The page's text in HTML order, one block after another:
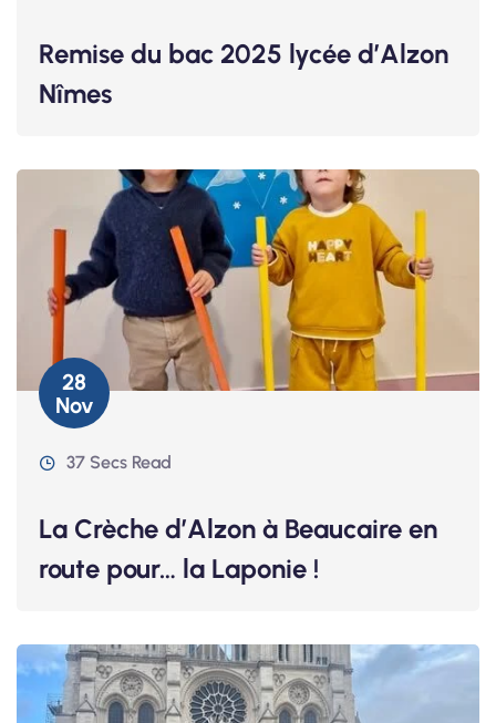
Remise du bac 2025 lycée d’Alzon
Nîmes
28
Nov
37 Secs Read
La Crèche d’Alzon à Beaucaire en
route pour… la Laponie !